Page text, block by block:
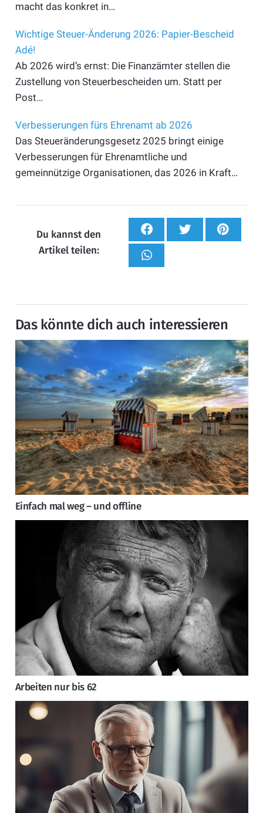
macht das konkret in…
Wichtige Steuer-Änderung 2026: Papier-Bescheid
Adé!
Ab 2026 wird’s ernst: Die Finanzämter stellen die
Zustellung von Steuerbescheiden um. Statt per
Post…
Verbesserungen fürs Ehrenamt ab 2026
Das Steueränderungsgesetz 2025 bringt einige
Verbesserungen für Ehrenamtliche und
gemeinnützige Organisationen, das 2026 in Kraft…
Du kannst den
Artikel teilen:
Das könnte dich auch interessieren
Einfach mal weg – und offline
Arbeiten nur bis 62